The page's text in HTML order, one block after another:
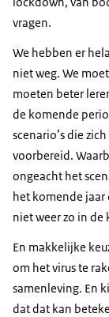
vragen.
We hebben er
niet weg. We
moeten beter
de komende
scenario’s die
voorbereid.
ongeacht het
het komende
niet weer zo in de
En makkelijke
om het virus te
samenleving. En
dat dat kan